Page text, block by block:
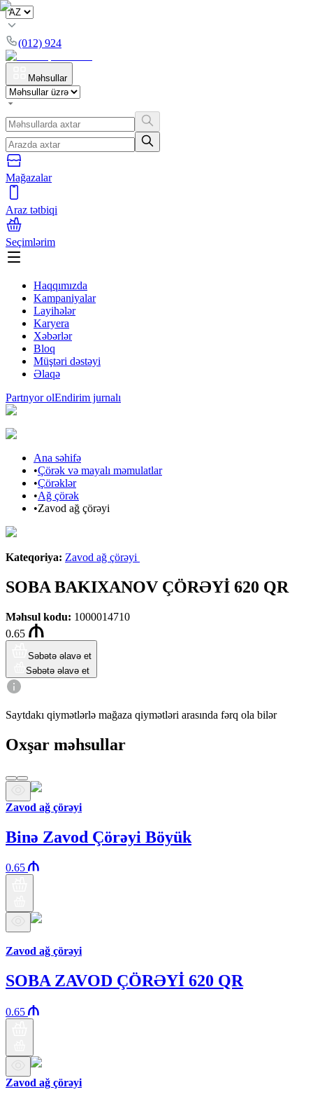
(012) 924
Məhsullar
Mağazalar
Araz tətbiqi
Seçimlərim
Haqqımızda
Kampaniyalar
Layihələr
Karyera
Xəbərlər
Bloq
Müştəri dəstəyi
Əlaqə
Partnyor olEndirim jurnalı
Ana səhifə
•Çörək və mayalı məmulatlar
•Çörəklər
•Ağ çörək
•Zavod ağ çörəyi
Kateqoriya: Zavod ağ çörəyi
SOBA BAKIXANOV ÇÖRƏYİ 620 QR
Məhsul kodu: 1000014710
0.65
Səbətə əlavə et
Səbətə əlavə et
Saytdakı qiymətlərlə mağaza qiymətləri arasında fərq ola bilər
Oxşar məhsullar
Zavod ağ çörəyi
Binə Zavod Çörəyi Böyük
0.65
Zavod ağ çörəyi
SOBA ZAVOD ÇÖRƏYİ 620 QR
0.65
Zavod ağ çörəyi